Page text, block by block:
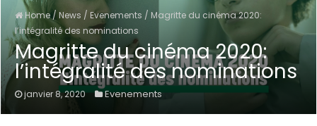
Home / News / Evenements / Magritte du cinéma 2020:
l’intégralité des nominations
Magritte du cinéma 2020:
l’intégralité des nominations
janvier 8, 2020 Evenements